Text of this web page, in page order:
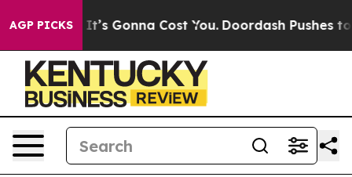
AGP PICKS
Sizes. It’s Gonna Cost You. Doordash Pushes to